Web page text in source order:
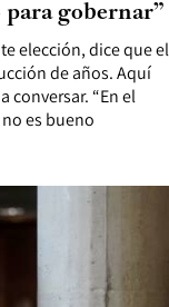
elección, dice que el
de años. Aquí
conversar. “En el
es bueno
gobernar”